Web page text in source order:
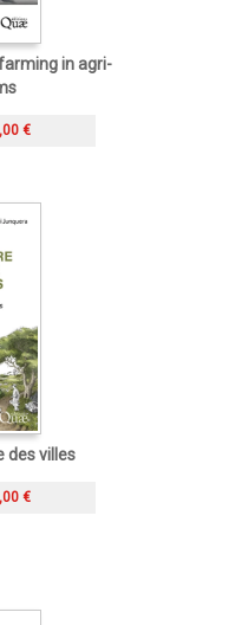
in agri-
€
des villes
€